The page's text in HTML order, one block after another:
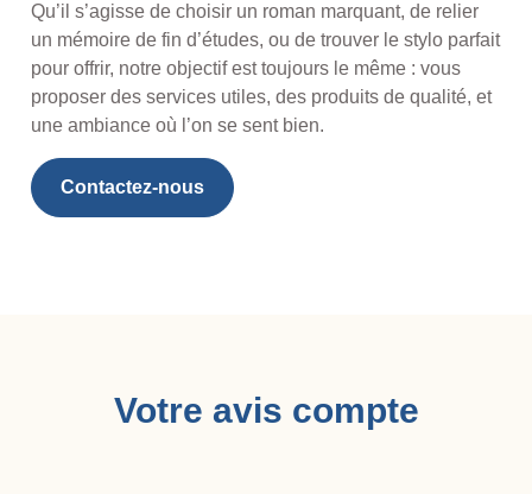
Qu’il s’agisse de choisir un roman marquant, de relier
un mémoire de fin d’études, ou de trouver le stylo parfait
pour offrir, notre objectif est toujours le même : vous
proposer des services utiles, des produits de qualité, et
une ambiance où l’on se sent bien.
Contactez-nous
Votre avis compte